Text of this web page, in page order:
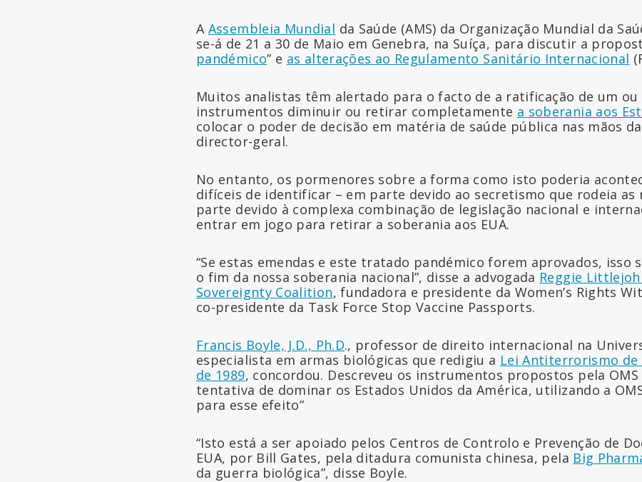
A Assembleia Mundial da Saúde (AMS) da Organização Mundial da
se-á de 21 a 30 de Maio em Genebra, na Suíça, para discutir a
pandémico” e as alterações ao Regulamento Sanitário Internacional
Muitos analistas têm alertado para o facto de a ratificação de um ou
instrumentos diminuir ou retirar completamente a soberania aos
colocar o poder de decisão em matéria de saúde pública nas mãos da
director-geral.
No entanto, os pormenores sobre a forma como isto poderia
difíceis de identificar – em parte devido ao secretismo que rodeia as
parte devido à complexa combinação de legislação nacional e
entrar em jogo para retirar a soberania aos EUA.
“Se estas emendas e este tratado pandémico forem aprovados, isso
o fim da nossa soberania nacional”, disse a advogada Reggie
Sovereignty Coalition, fundadora e presidente da Women’s Rights
co-presidente da Task Force Stop Vaccine Passports.
Francis Boyle, J.D., Ph.D., professor de direito internacional na
especialista em armas biológicas que redigiu a Lei Antiterrorismo de
de 1989, concordou. Descreveu os instrumentos propostos pela OMS
tentativa de dominar os Estados Unidos da América, utilizando a
para esse efeito”
“Isto está a ser apoiado pelos Centros de Controlo e Prevenção de
EUA, por Bill Gates, pela ditadura comunista chinesa, pela Big
da guerra biológica”, disse Boyle.